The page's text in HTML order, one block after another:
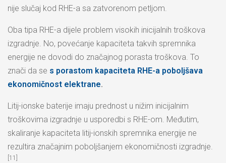
nije slučaj kod RHE-a sa zatvorenom petljom.
Oba tipa RHE-a dijele problem visokih inicijalnih troškova
izgradnje. No, povećanje kapaciteta takvih spremnika
energije ne dovodi do značajnog porasta troškova. To
znači da se s porastom kapaciteta RHE-a poboljšava
ekonomičnost elektrane.
Litij-ionske baterije imaju prednost u nižim inicijalnim
troškovima izgradnje u usporedbi s RHE-om. Međutim,
skaliranje kapaciteta litij-ionskih spremnika energije ne
rezultira značajnim poboljšanjem ekonomičnosti izgradnje.
[11]